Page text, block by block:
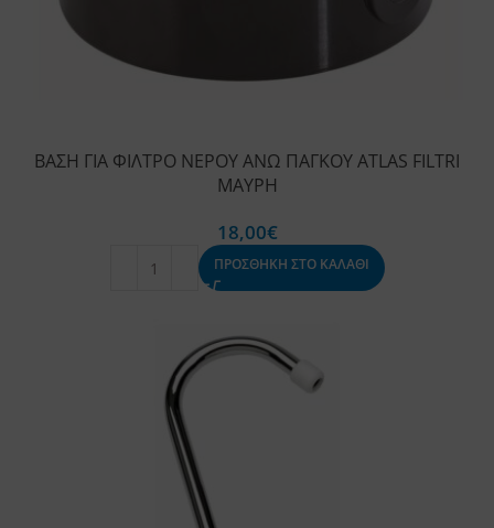
ΒΑΣΗ ΓΙΑ ΦΙΛΤΡΟ ΝΕΡΟΥ ΑΝΩ ΠΑΓΚΟΥ ATLAS FILTRI
ΜΑΥΡΗ
18,00€
ΠΡΟΣΘΗΚΗ ΣΤΟ ΚΑΛΑΘΙ